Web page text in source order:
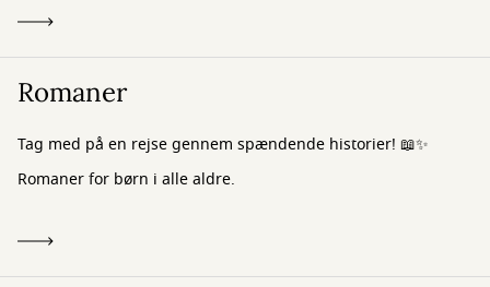
Romaner
Tag med på en rejse gennem spændende historier! 📖✨
Romaner for børn i alle aldre.